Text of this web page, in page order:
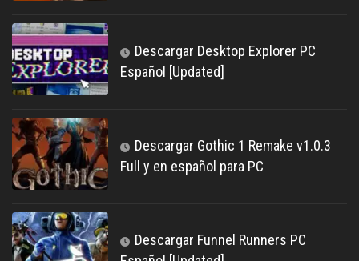
Descargar Desktop Explorer PC
Español [Updated]
Descargar Gothic 1 Remake v1.0.3
Full y en español para PC
Descargar Funnel Runners PC